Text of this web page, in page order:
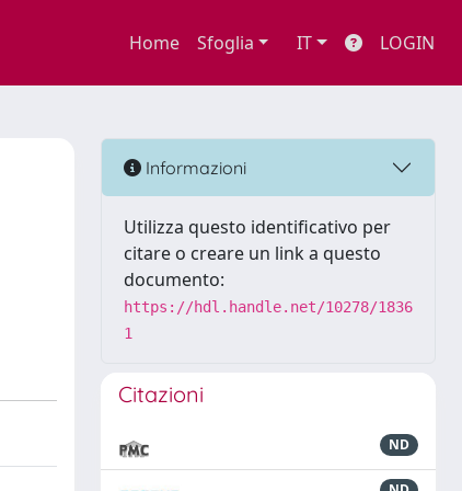
Home Sfoglia IT LOGIN
Informazioni
Utilizza questo identificativo per
citare o creare un link a questo
documento:
https://hdl.handle.net/10278/1836
1
Citazioni
ND